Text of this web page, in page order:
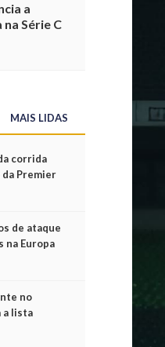
a
Série C
MAIS LIDAS
corrida
Premier
de ataque
na Europa
no
a lista